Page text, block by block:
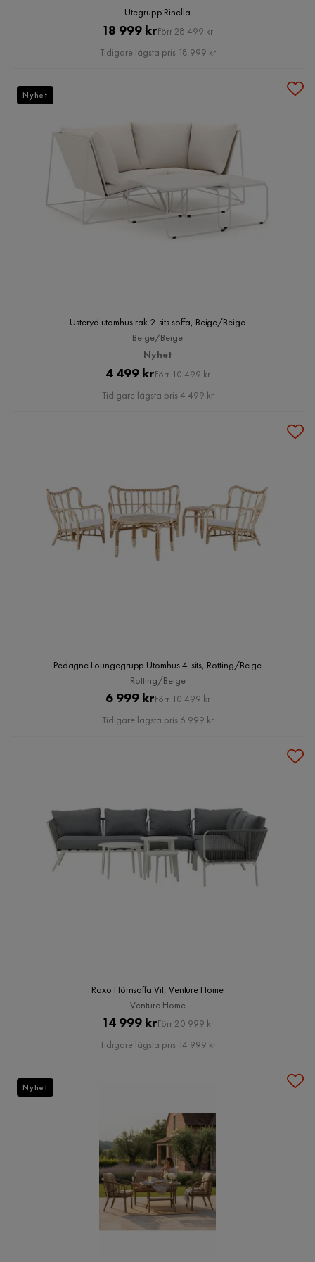
Utegrupp Rinella
Pris
18 999 krOriginal
Pris
Förr 28 499 kr
Tidigare lägsta pris 18 999 kr
Usteryd utomhus rak 2-sits soffa, Beige/Beige
Beige/Beige
Nyhet
Pris
4 499 krOriginal
Pris
Förr 10 499 kr
Tidigare lägsta pris 4 499 kr
Nyhet
Pedagne Loungegrupp Utomhus 4-sits, Rotting/Beige
Rotting/Beige
Pris
6 999 krOriginal
Pris
Förr 10 499 kr
Tidigare lägsta pris 6 999 kr
Roxo Hörnsoffa Vit, Venture Home
Venture Home
Pris
14 999 krOriginal
Pris
Förr 20 999 kr
Tidigare lägsta pris 14 999 kr
Nyhet